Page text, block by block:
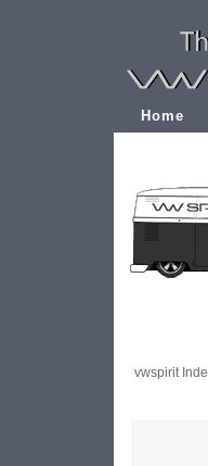
Home
vwspirit